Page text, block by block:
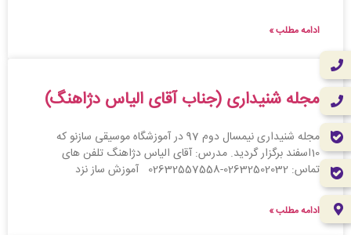
ادامه مطلب »
مجله شنیداری (جناب آقای الیاس دژاهنگ)
مجله شنیداری نیمسال دوم 97 در آموزشگاه موسیقی سازنو که
10اسفند برگزار گردید. مدرس: آقای الیاس دژاهنگ تلفن های
تماس: 02632502032-02632557558 آموزش ساز نزد
ادامه مطلب »